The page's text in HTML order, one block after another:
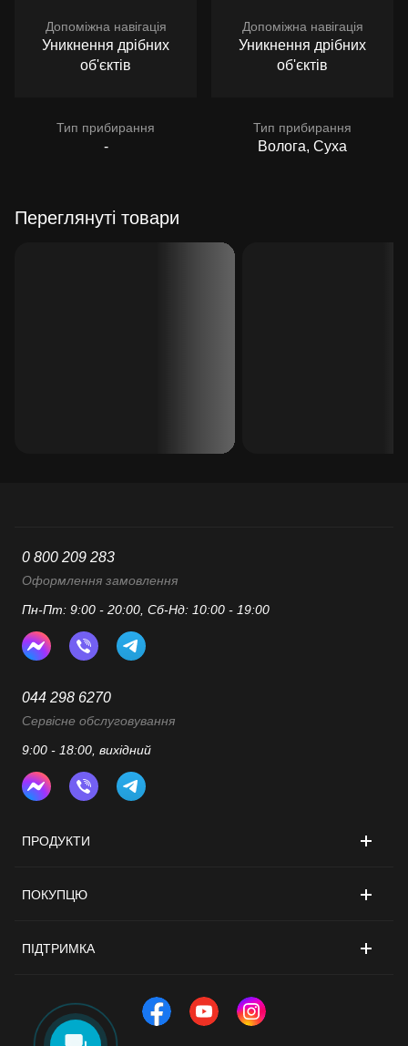
Допоміжна навігація
Уникнення дрібних
об'єктів
Тип прибирання
-
Допоміжна навігація
Уникнення дрібних
об'єктів
Тип прибирання
Волога, Суха
Переглянуті товари
ПРОДУКТИ
ПОКУПЦЮ
ПІДТРИМКА
0 800 209 283
Оформлення замовлення
Пн-Пт: 9:00 - 20:00, Сб-Нд: 10:00 - 19:00
044 298 6270
Сервісне обслуговування
9:00 - 18:00, вихідний